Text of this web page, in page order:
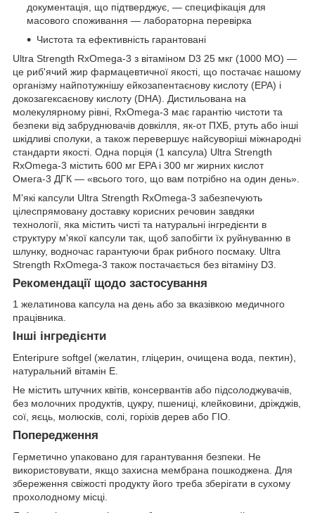
документація, що підтверджує, — специфікація для
масового споживання — лабораторна перевірка
Чистота та ефективність гарантовані
Ultra Strength RxOmega-3 з вітаміном D3 25 мкг (1000 МО) —
це риб'ячий жир фармацевтичної якості, що постачає нашому
організму найпотужнішу ейкозапентаєнову кислоту (EPA) і
докозагексаєнову кислоту (DHA). Дистильована на
молекулярному рівні, RxOmega-3 має гарантію чистоти та
безпеки від забруднювачів довкілля, як-от ПХБ, ртуть або інші
шкідливі сполуки, а також перевершує найсуворіші міжнародні
стандарти якості. Одна порція (1 капсула) Ultra Strength
RxOmega-3 містить 600 мг EPA і 300 мг жирних кислот
Омега-3 ДГК — «всього того, що вам потрібно на один день».
М'які капсули Ultra Strength RxOmega-3 забезпечують
цілеспрямовану доставку корисних речовин завдяки
технології, яка містить чисті та натуральні інгредієнти в
структуру м'якої капсули так, щоб запобігти їх руйнуванню в
шлунку, водночас гарантуючи брак рибного посмаку. Ultra
Strength RxOmega-3 також постачається без вітаміну D3.
Рекомендації щодо застосування
1 желатинова капсула на день або за вказівкою медичного
працівника.
Інші інгредієнти
Enteripure softgel (желатин, гліцерин, очищена вода, пектин),
натуральний вітамін Е.
Не містить штучних квітів, консервантів або підсолоджувачів,
без молочних продуктів, цукру, пшениці, клейковини, дріжджів,
сої, яєць, молюсків, солі, горіхів дерев або ГІО.
Попередження
Герметично упаковано для гарантування безпеки. Не
використовувати, якщо захисна мембрана пошкоджена. Для
збереження свіжості продукту його треба зберігати в сухому
прохолодному місці.